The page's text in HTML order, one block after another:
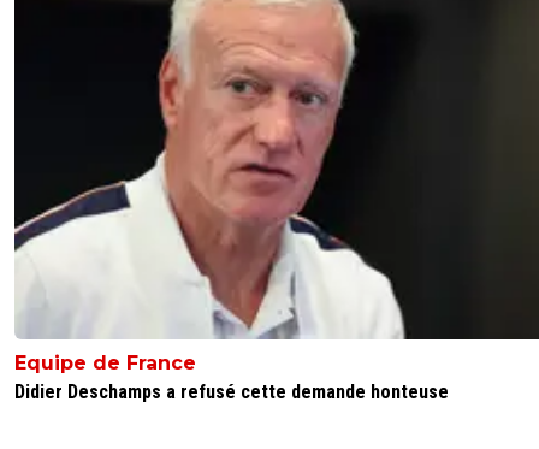
Equipe de France
Didier Deschamps a refusé cette demande honteuse